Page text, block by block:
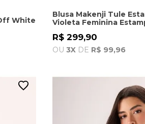
White
Blusa Makenji Tule
Violeta Feminina
R$ 299,90
OU 3X DE R$ 99,96